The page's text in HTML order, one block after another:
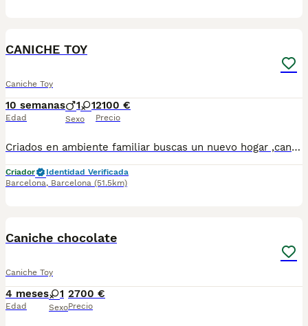
CANICHE TOY
Caniche Toy
10 semanas
Edad
1 1
Sexo
2100 €
Precio
Criados en ambiente familiar buscas un nuevo hogar ,caniche toy color muy definido,socializados y de buen carácter ,los entregamos vacunados desparasitados chip y cartilla sanitaria , si vienes podrás ver a los padres todos de pura raza, escríbenos al WhatsApp 617885222
Criador
Identidad Verificada
Barcelona, Barcelona (51.5km)
Caniche chocolate
Caniche Toy
4 meses
Edad
1
Sexo
2700 €
Precio